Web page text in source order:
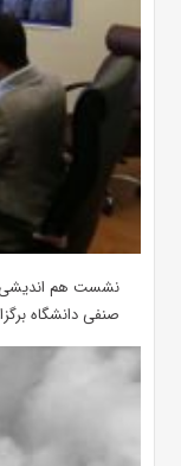
نشست هم اندیشی
صنفی دانشگاه